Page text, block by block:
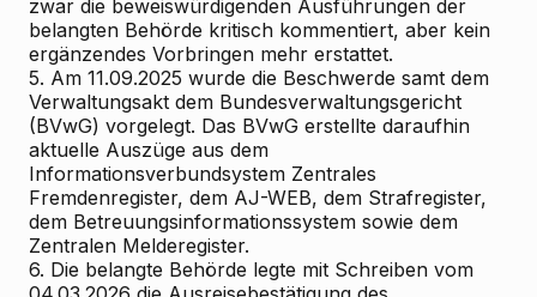
zwar die beweiswürdigenden Ausführungen der
belangten Behörde kritisch kommentiert, aber kein
ergänzendes Vorbringen mehr erstattet.
5. Am 11.09.2025 wurde die Beschwerde samt dem
Verwaltungsakt dem Bundesverwaltungsgericht
(BVwG) vorgelegt. Das BVwG erstellte daraufhin
aktuelle Auszüge aus dem
Informationsverbundsystem Zentrales
Fremdenregister, dem AJ-WEB, dem Strafregister,
dem Betreuungsinformationssystem sowie dem
Zentralen Melderegister.
6. Die belangte Behörde legte mit Schreiben vom